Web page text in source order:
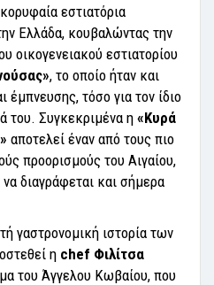
εστιατόρια
Ελλάδα, κουβαλώντας την
οικογενειακού εστιατορίου
, το οποίο ήταν και
έμπνευσης, τόσο για τον ίδιο
του. Συγκεκριμένα η «Κυρά
αποτελεί έναν από τους πιο
προορισμούς του Αιγαίου,
διαγράφεται και σήμερα
γαστρονομική ιστορία των
η chef Φιλίτσα
του Άγγελου Κωβαίου, που